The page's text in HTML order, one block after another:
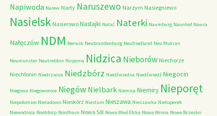
Napiwoda Narew Narty Naruszewo Narzym Nasiegniewo
Nasielsk Nasierowo Nastajki Natać Naterki Naumburg Naunhof Nawra
Nałęczów NDM Nerwik Neubrandenburg Neufriedland Neu Mukran
Neumunster Neutrebbin Nicponia Nidzica Nieborów Niechorze
Niechłonin Niedrzwica Niedzbórz Niedźwiadna Niedźwiedź Niegocin
Niegowa Niegowonice Niegów Nielbark Niemica Niemiry Nieporęt
Niepołomice Nieradowo Nieskórz Niestum Nieszawa Nieszawka Nietoperek
Niewodnica Nootdorp Nordhavn Nowa Sól Nowa Wieś Ełcka Nowa Wrona Nowe Brzesko